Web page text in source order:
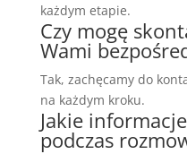
każdym etapie.
Czy mogę
Wami
Tak, zachęcamy do
na każdym kroku.
Jakie
podczas